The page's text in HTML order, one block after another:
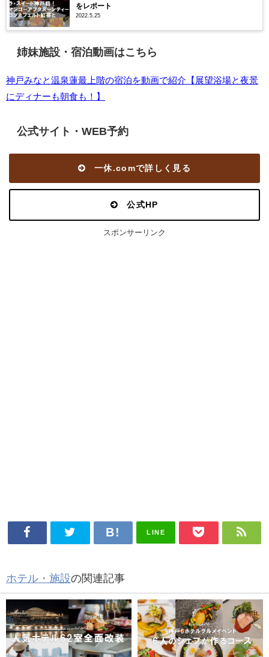
をレポート
2022.5.25
姉妹施設・宿泊動画はこちら
神戸みなと温泉蓮最上階の宿泊を動画で紹介【展望浴場と夜景
にディナーも朝食も！】
公式サイト・WEB予約
一休.comで詳しく見る
公式HP
スポンサーリンク
LINE
ホテル・施設の関連記事